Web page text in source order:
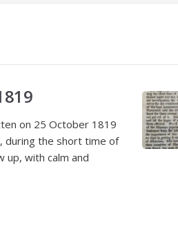
on 25 October 1819
during the short time of
up, with calm and